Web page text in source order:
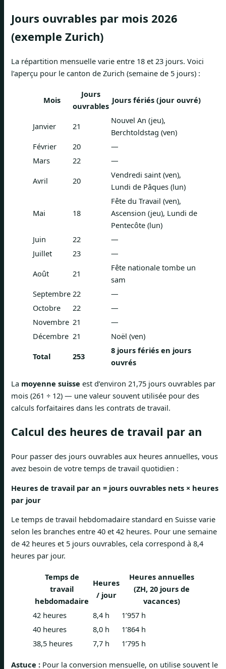
Jours ouvrables par mois 2026
(exemple Zurich)
La répartition mensuelle varie entre 18 et 23 jours. Voici
l’aperçu pour le canton de Zurich (semaine de 5 jours) :
Mois
Jours
ouvrables
Jours fériés (jour ouvré)
Janvier 21
Nouvel An (jeu),
Berchtoldstag (ven)
Février
20
—
Mars
22
—
Avril
20
Vendredi saint (ven),
Lundi de Pâques (lun)
Mai 18
Fête du Travail (ven),
Ascension (jeu), Lundi de
Pentecôte (lun)
Juin
22
—
Juillet
23
—
Août
21
Fête nationale tombe un
sam
Septembre 22
—
Octobre
22
—
Novembre 21
—
Décembre 21
Noël (ven)
Total
253
8 jours fériés en jours
ouvrés
La moyenne suisse est d’environ 21,75 jours ouvrables par
mois (261 ÷ 12) — une valeur souvent utilisée pour des
calculs forfaitaires dans les contrats de travail.
Calcul des heures de travail par an
Pour passer des jours ouvrables aux heures annuelles, vous
avez besoin de votre temps de travail quotidien :
Heures de travail par an = jours ouvrables nets × heures
par jour
Le temps de travail hebdomadaire standard en Suisse varie
selon les branches entre 40 et 42 heures. Pour une semaine
de 42 heures et 5 jours ouvrables, cela correspond à 8,4
heures par jour.
Temps de
travail
hebdomadaire
Heures
/ jour
Heures annuelles
(ZH, 20 jours de
vacances)
42 heures
8,4 h
1’957 h
40 heures
8,0 h
1’864 h
38,5 heures
7,7 h 1’795 h
Astuce : Pour la conversion mensuelle, on utilise souvent le